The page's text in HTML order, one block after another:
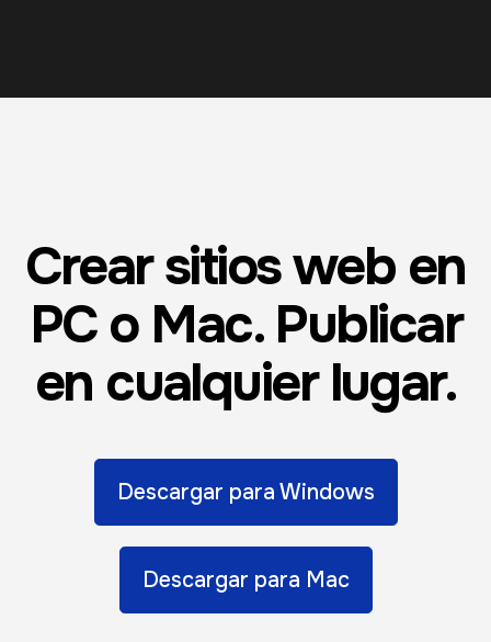
Crear sitios web en
PC o Mac. Publicar
en cualquier lugar.
Descargar para Windows
Descargar para Mac